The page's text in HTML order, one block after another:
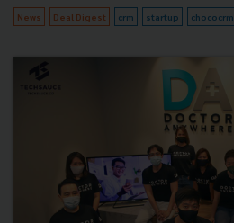
News Deal Digest crm startup chococrm